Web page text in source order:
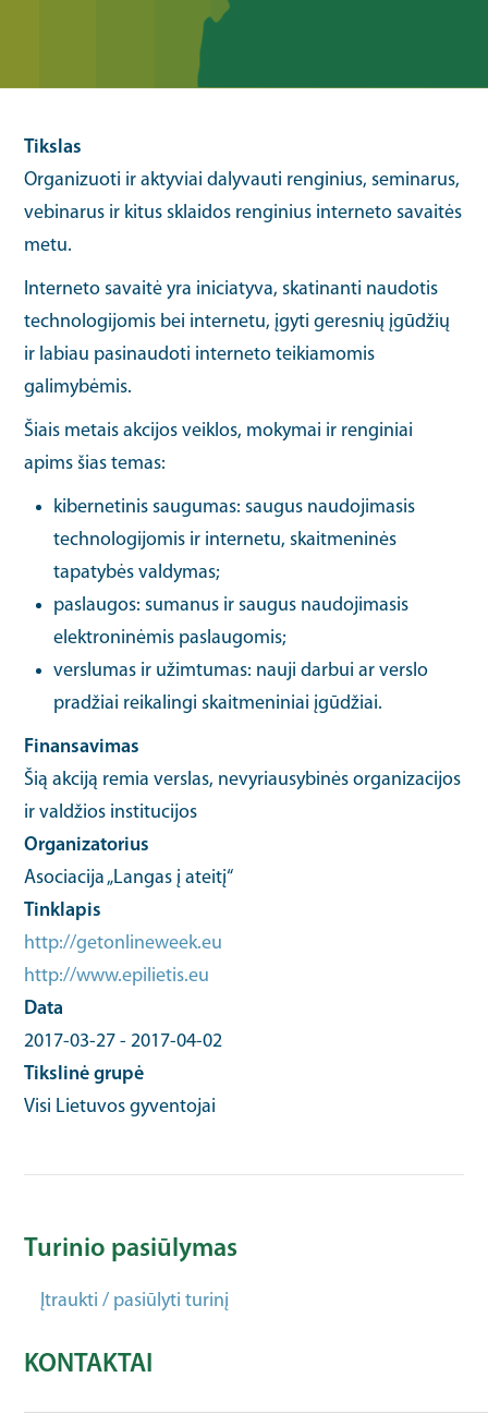
Tikslas
Organizuoti ir aktyviai dalyvauti renginius, seminarus,
vebinarus ir kitus sklaidos renginius interneto savaitės
metu.
Interneto savaitė yra iniciatyva, skatinanti naudotis
technologijomis bei internetu, įgyti geresnių įgūdžių
ir labiau pasinaudoti interneto teikiamomis
galimybėmis.
Šiais metais akcijos veiklos, mokymai ir renginiai
apims šias temas:
kibernetinis saugumas: saugus naudojimasis
technologijomis ir internetu, skaitmeninės
tapatybės valdymas;
paslaugos: sumanus ir saugus naudojimasis
elektroninėmis paslaugomis;
verslumas ir užimtumas: nauji darbui ar verslo
pradžiai reikalingi skaitmeniniai įgūdžiai.
Finansavimas
Šią akciją remia verslas, nevyriausybinės organizacijos
ir valdžios institucijos
Organizatorius
Asociacija „Langas į ateitį“
Tinklapis
http://getonlineweek.eu
http://www.epilietis.eu
Data
2017-03-27 -2017-04-02
Tikslinė grupė
Visi Lietuvos gyventojai
Turinio pasiūlymas
Įtraukti / pasiūlyti turinį
KONTAKTAI